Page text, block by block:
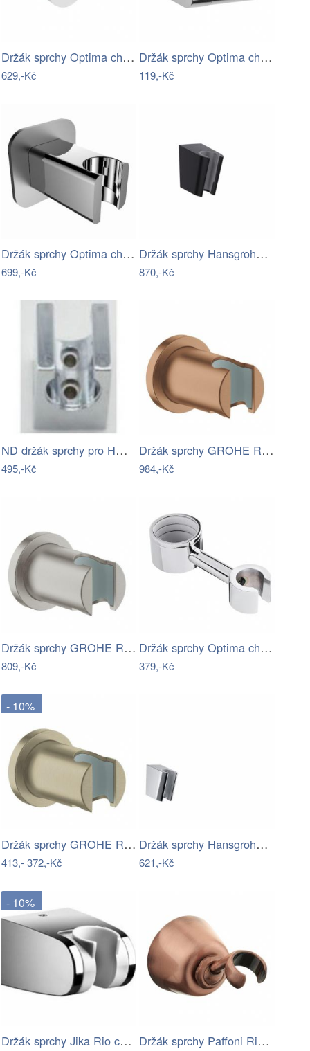
Držák sprchy Optima chrom SIKOBSDOK41
629,-Kč
Držák sprchy Optima chrom SIKOBSDOP41
119,-Kč
Držák sprchy Optima chrom SIKOBSDPK43
699,-Kč
Držák sprchy Hansgrohe Porter S pevný…
870,-Kč
ND držák sprchy pro HM panel Steelshower
495,-Kč
Držák sprchy GROHE Rainshower neutral…
984,-Kč
Držák sprchy GROHE Rainshower neutral…
809,-Kč
Držák sprchy Optima chrom…
379,-Kč
- 10%
Držák sprchy GROHE Rainshower neutral…
413,-372,-Kč
Držák sprchy Hansgrohe Porter chrom…
621,-Kč
- 10%
Držák sprchy Jika Rio chrom… Držák sprchy Paffoni Ricordi měď…